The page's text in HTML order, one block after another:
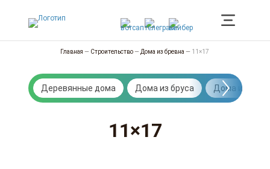
Главная — Строительство— Дома из бревна — 11×17
Деревянные дома Дома из бруса Дома из
11×17